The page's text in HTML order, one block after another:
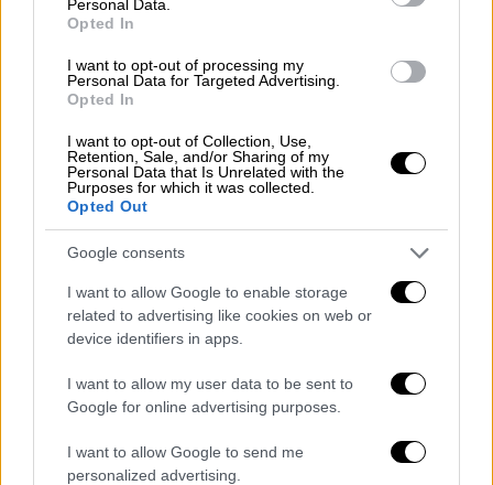
Personal Data.
Opted In
I want to opt-out of processing my
Personal Data for Targeted Advertising.
Opted In
I want to opt-out of Collection, Use,
Retention, Sale, and/or Sharing of my
Personal Data that Is Unrelated with the
Purposes for which it was collected.
Opted Out
Google consents
I want to allow Google to enable storage
related to advertising like cookies on web or
device identifiers in apps.
I want to allow my user data to be sent to
Google for online advertising purposes.
I want to allow Google to send me
personalized advertising.
Στο μικροκόπιο της εισαγγελικής
επιχειρηματολογίας βρέθηκε η εκτίμηση ότι
η περίπτωση Γιωτόπουλου εντάσσεται στο
νόμο 4855/2021, που ορίζει μεταξύ άλλων
πως «ο καταδικασθείς αν εκτίει
περισσότερες ποινές ισόβιας κάθειρξης
μπορεί να απολυθεί αν έχει παραμείνει
είκοσι πέντε (25) έτη»και όχι στον
προηγούμενο νόμο που ήθελε πραγματική
έκτιση 19 ετών, στον οποίο βασίστηκε το
Συμβούλιο Εφετών Πειραιά.